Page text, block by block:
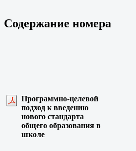
Содержание номера
Программно-целевой
подход к введению
нового стандарта
общего образования в
школе